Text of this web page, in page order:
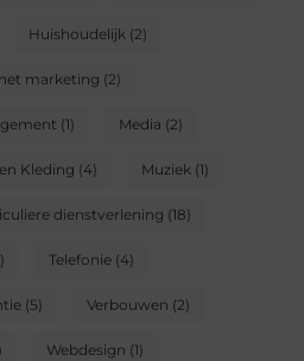
Huishoudelijk(2)
marketing (2)
(1) Media (2)
Kleding (4) Muziek(1)
dienstverlening (18)
Telefonie(4)
(5) Verbouwen (2)
Webdesign (1)